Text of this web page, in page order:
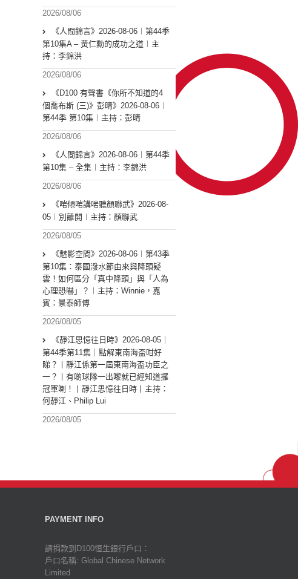
2026/08/06
《人間錦言》2026-08-06︱第44季
第10集A – 黃仁勳的成功之道︱主
持：李錦洪
2026/08/06
《D100 有聲書《你所不知道的4
個喬布斯 (三)》彭晴》2026-08-06︱
第44季 第10集︱主持：彭晴
2026/08/06
《人間錦言》2026-08-06︱第44季
第10集 – 全集︱主持：李錦洪
2026/08/06
《啱傾啱講啱聽顏聯武》2026-08-
05︱別離開︱主持：顏聯武
2026/08/05
《魅影空間》2026-08-06︱第43季
第10集：泰國潑水節由來與降頭疑
雲！如何區分「真中降頭」與「人為
心理恐嚇」？︱主持：Winnie，嘉
賓：景泰師傅
2026/08/05
《靜江思憶往日時》2026-08-05｜
第44季第11集｜點解東南海盃咁好
睇？丨靜江係第一屆東南海盃功臣之
一？丨有啲球隊一出嚟就已經知道攞
冠軍喇！丨靜江思憶往日時丨主持：
何靜江、Philip Lui
2026/08/05
PAYMENT INFO
請捐款到D100恒生銀行戶口：
戶口名稱: Global Chinese Network
Limited